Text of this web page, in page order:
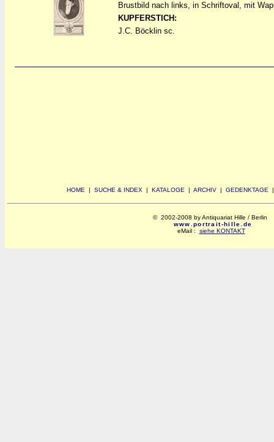
Brustbild nach links, in Schriftoval, mit
KUPFERSTICH:
J.C. Böcklin sc.
HOME | SUCHE & INDEX | KATALOGE | ARCHIV | GEDENKTAGE
© 2002-2008 by Antiquariat Hille / Berlin
www.portrait-hille.de
eMail : siehe KONTAKT